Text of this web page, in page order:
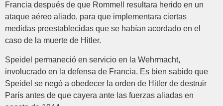
Francia después de que Rommell resultara herido en un
ataque aéreo aliado, para que implementara ciertas
medidas preestablecidas que se habían acordado en el
caso de la muerte de Hitler.
Speidel permaneció en servicio en la Wehrmacht,
involucrado en la defensa de Francia. Es bien sabido que
Speidel se negó a obedecer la orden de Hitler de destruir
París antes de que cayera ante las fuerzas aliadas en